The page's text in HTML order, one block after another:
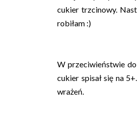
cukier trzcinowy.
robiłam :)
W przeciwieństwie
cukier spisał się na 5+.
wrażeń.